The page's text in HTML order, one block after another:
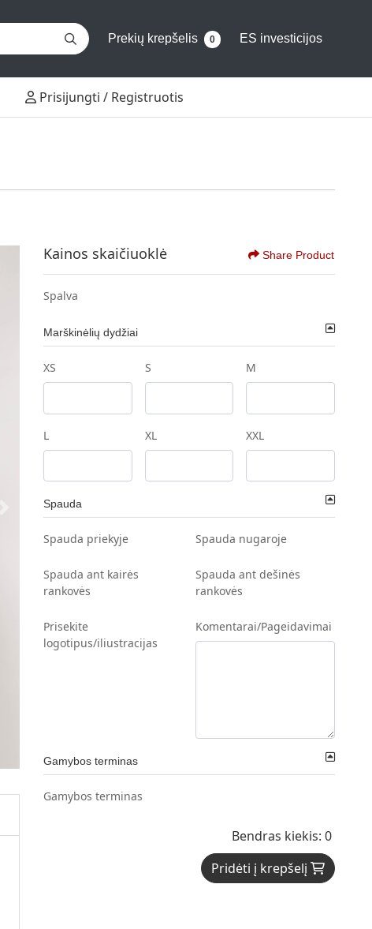
Prekių krepšelis 0 ES investicijos
Prisijungti / Registruotis
Prisijungti / Registruotis
Kainos skaičiuoklė Share Product
Spalva
Marškinėlių dydžiai
XS S M
L XL XXL
Spauda
Spauda priekyje Spauda nugaroje
Spauda ant kairės
rankovės
Spauda ant dešinės
rankovės
Prisekite
logotipus/iliustracijas
Komentarai/Pageidavimai
Gamybos terminas
Gamybos terminas
Bendras kiekis: 0
Pridėti į krepšelį